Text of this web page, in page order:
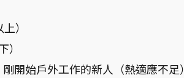
）
）
開始戶外工作的新人（熱適應不足）